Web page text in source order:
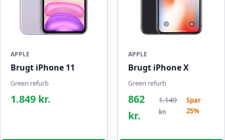
APPLE
Brugt iPhone 11
Green refurb
1.849 kr.
APPLE
Brugt iPhone X
Green refurb
862
kr.
1.149
kr.
Spar
25%